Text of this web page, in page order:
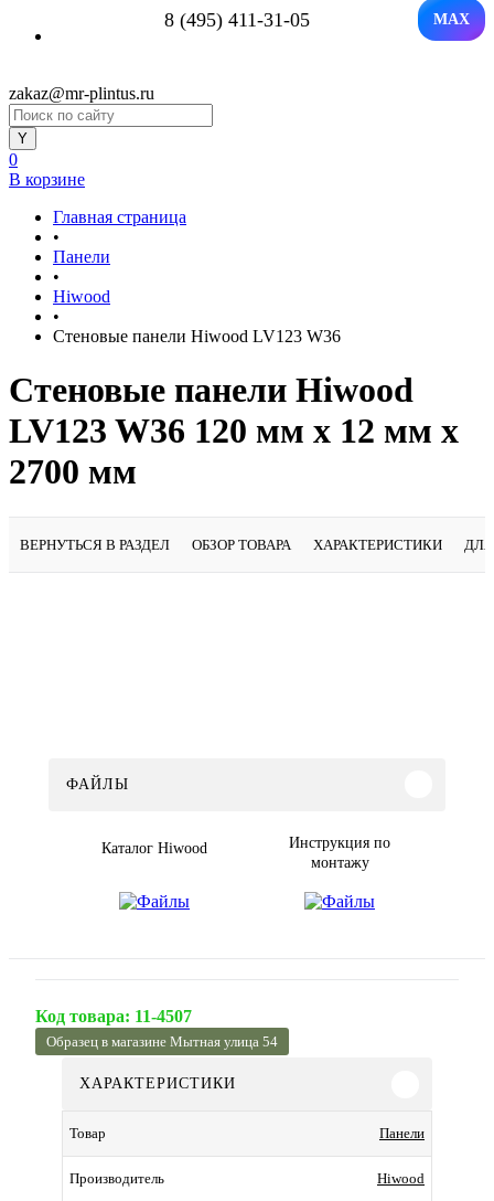
8 (495) 411-31-05 MAX
zakaz@mr-plintus.ru
0
В корзине
Главная страница
•
Панели
•
Hiwood
•
Стеновые панели Hiwood LV123 W36
Стеновые панели Hiwood
LV123 W36 120 мм х 12 мм х
2700 мм
ВЕРНУТЬСЯ В РАЗДЕЛ ОБЗОР ТОВАРА ХАРАКТЕРИСТИКИ
ФАЙЛЫ
Каталог Hiwood
Инструкция по
монтажу
Код товара: 11-4507
Образец в магазине Мытная улица 54
ХАРАКТЕРИСТИКИ
Товар Панели
Производитель Hiwood